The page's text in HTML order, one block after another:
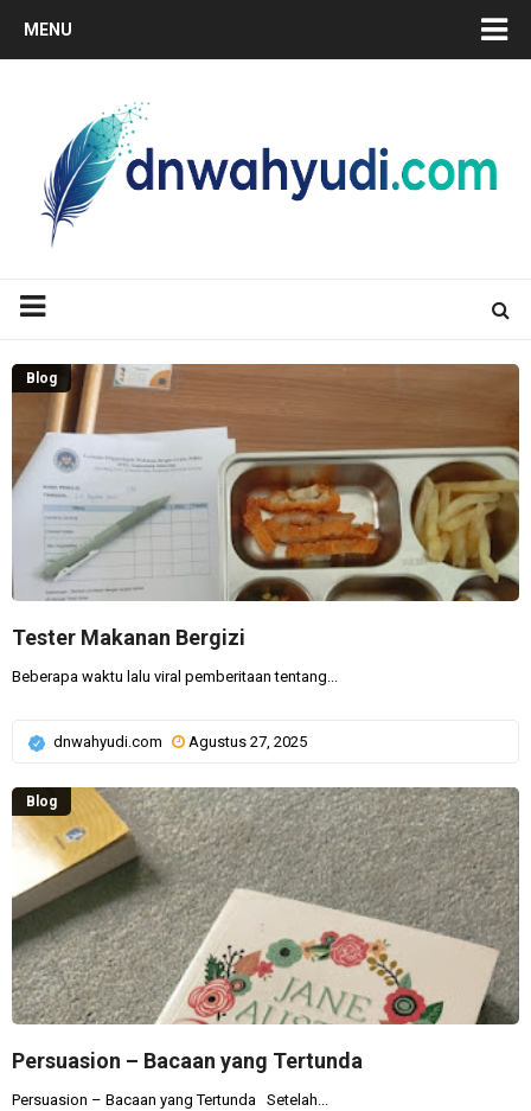
MENU
Tester Makanan Bergizi
Blog
Beberapa waktu lalu viral pemberitaan tentang...
dnwahyudi.com Agustus 27, 2025
Persuasion – Bacaan yang Tertunda
Blog
Persuasion – Bacaan yang Tertunda Setelah...